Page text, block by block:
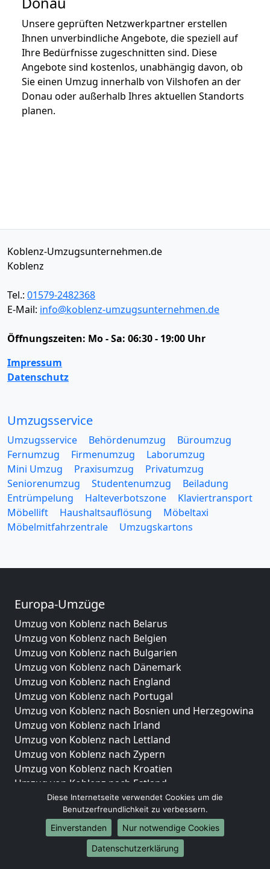
Unsere geprüften Netzwerkpartner erstellen
Ihnen unverbindliche Angebote, die speziell auf
Ihre Bedürfnisse zugeschnitten sind. Diese
Angebote sind kostenlos, unabhängig davon, ob
Sie einen Umzug innerhalb von Vilshofen an der
Donau oder außerhalb Ihres aktuellen Standorts
planen.
Koblenz-Umzugsunternehmen.de
Koblenz
Tel.: 01579-2482368
E-Mail: info@koblenz-umzugsunternehmen.de
Öffnungszeiten: Mo - Sa: 06:30 - 19:00 Uhr
Impressum
Datenschutz
Umzugsservice
Umzugsservice Behördenumzug
Büroumzug
Fernumzug
Firmenumzug
Laborumzug
Mini Umzug
Praxisumzug
Privatumzug
Seniorenumzug
Studentenumzug
Beiladung
Entrümpelung
Halteverbotszone
Klaviertransport
Möbellift
Haushaltsauflösung
Möbeltaxi
Möbelmitfahrzentrale
Umzugskartons
Europa-Umzüge
Umzug von Koblenz nach Belarus
Umzug von Koblenz nach Belgien
Umzug von Koblenz nach Bulgarien
Umzug von Koblenz nach Dänemark
Umzug von Koblenz nach England
Umzug von Koblenz nach Portugal
Umzug von Koblenz nach Bosnien und Herzegowina
Umzug von Koblenz nach Irland
Umzug von Koblenz nach Lettland
Umzug von Koblenz nach Zypern
Umzug von Koblenz nach Kroatien
Umzug von Koblenz nach Estland
Umzug von Koblenz nach Finnland
Umzug von Koblenz nach Frankreich
Umzug von Koblenz nach Griechenland
Umzug von Koblenz nach Italien
Umzug von Koblenz nach Liechtenstein
Diese Internetseite verwendet Cookies um die
Benutzerfreundlichkeit zu verbessern.
Einverstanden
Nur notwendige Cookies
Datenschutzerklärung